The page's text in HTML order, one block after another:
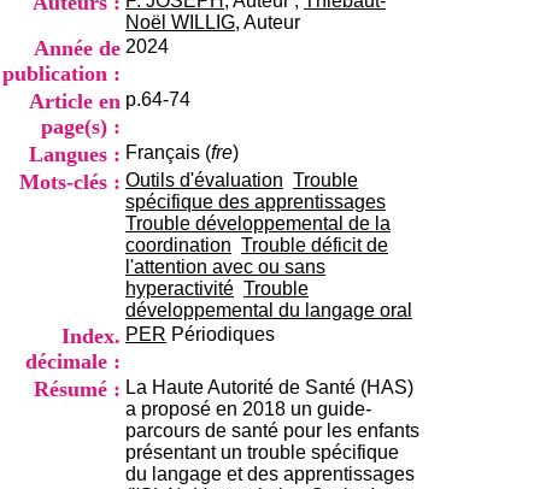
Noël WILLIG, Auteur
Année de
publication :
2024
Article en
page(s) :
p.64-74
Langues : Français (fre)
Mots-clés : Outils d'évaluation Trouble
spécifique des apprentissages
Trouble développemental de la
coordination Trouble déficit de
l'attention avec ou sans
hyperactivité Trouble
développemental du langage oral
Index.
décimale :
PER Périodiques
Résumé : La Haute Autorité de Santé (HAS)
a proposé en 2018 un guide-
parcours de santé pour les enfants
présentant un trouble spécifique
du langage et des apprentissages
o
n
C
A
R
h
ô
n
e
-
A
l
p
s
C
e
n
t